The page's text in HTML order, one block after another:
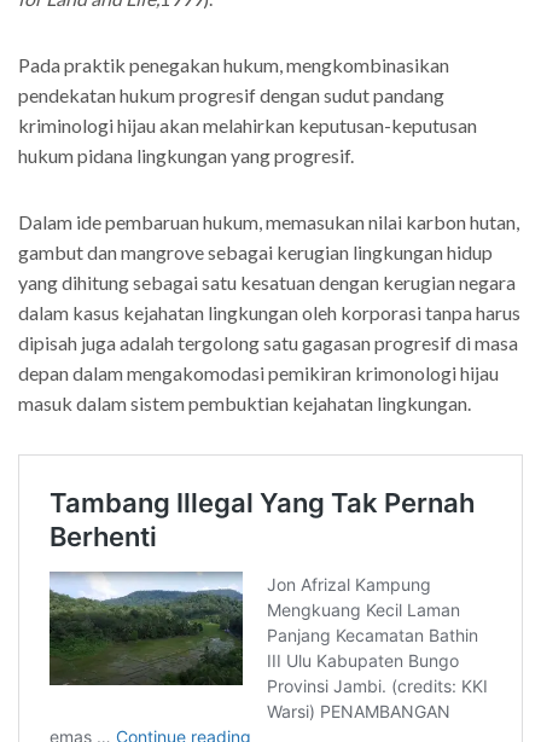
Pada praktik penegakan hukum, mengkombinasikan
pendekatan hukum progresif dengan sudut pandang
kriminologi hijau akan melahirkan keputusan-keputusan
hukum pidana lingkungan yang progresif.
Dalam ide pembaruan hukum, memasukan nilai karbon hutan,
gambut dan mangrove sebagai kerugian lingkungan hidup
yang dihitung sebagai satu kesatuan dengan kerugian negara
dalam kasus kejahatan lingkungan oleh korporasi tanpa harus
dipisah juga adalah tergolong satu gagasan progresif di masa
depan dalam mengakomodasi pemikiran krimonologi hijau
masuk dalam sistem pembuktian kejahatan lingkungan.